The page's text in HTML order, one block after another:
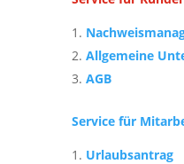
Allgemeine
AGB
Service für
Urlaubsantrag